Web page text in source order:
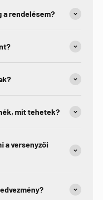
a rendelésem?
mit tehetek?
a versenyzői